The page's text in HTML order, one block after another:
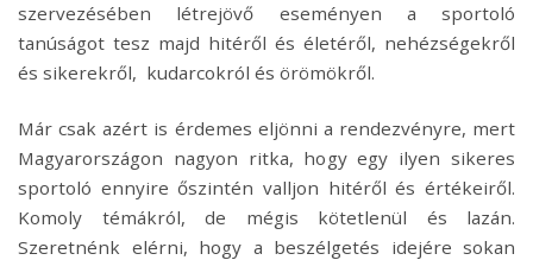
szervezésében létrejövő eseményen a sportoló
tanúságot tesz majd hitéről és életéről, nehézségekről
és sikerekről, kudarcokról és örömökről.
Már csak azért is érdemes eljönni a rendezvényre, mert
Magyarországon nagyon ritka, hogy egy ilyen sikeres
sportoló ennyire őszintén valljon hitéről és értékeiről.
Komoly témákról, de mégis kötetlenül és lazán.
Szeretnénk elérni, hogy a beszélgetés idejére sokan